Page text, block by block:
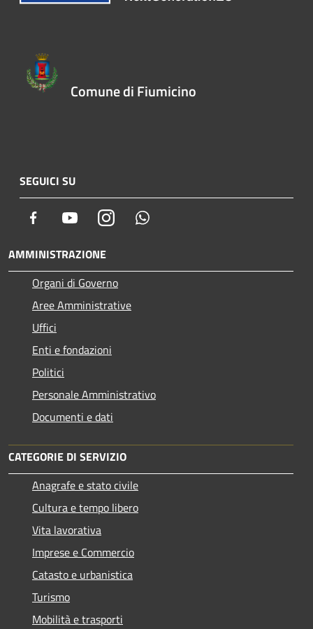
Comune di Fiumicino
SEGUICI SU
Facebook YoutubeInstagram
AMMINISTRAZIONE
Organi di Governo
Aree Amministrative
Uffici
Enti e fondazioni
Politici
Personale Amministrativo
Documenti e dati
CATEGORIE DI SERVIZIO
Anagrafe e stato civile
Cultura e tempo libero
Vita lavorativa
Imprese e Commercio
Catasto e urbanistica
Turismo
Mobilità e trasporti